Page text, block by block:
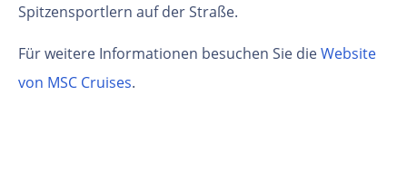
Spitzensportlern auf der Straße.
Für weitere Informationen besuchen Sie dieWebsite
von MSC Cruises.